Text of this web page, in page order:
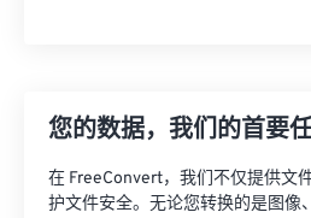
您的数据，我们的首要
在 FreeConvert，我们不仅提供文
护文件安全。无论您转换的是图像